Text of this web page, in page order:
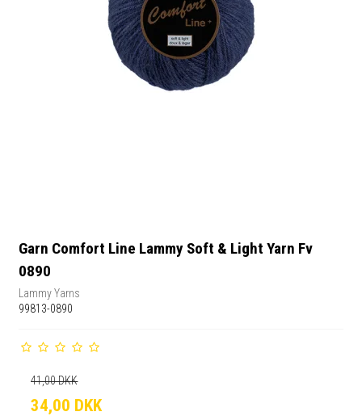
Garn Comfort Line Lammy Soft & Light Yarn Fv
0890
Lammy Yarns
99813-0890
41,00 DKK
34,00 DKK